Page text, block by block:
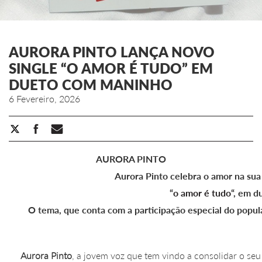
AURORA PINTO LANÇA NOVO
SINGLE “O AMOR É TUDO” EM
DUETO COM MANINHO
6 Fevereiro, 2026
AURORA PINTO
Aurora Pinto celebra o amor na
“o amor é tudo“, em
O tema, que conta com a participação especial do
Aurora Pinto, a jovem voz que tem vindo a consolidar o